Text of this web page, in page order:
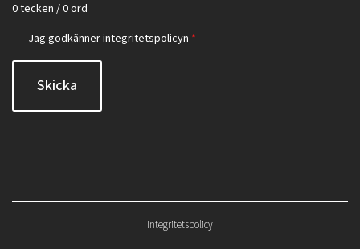
0 tecken / 0 ord
Jag godkännerintegritetspolicyn *
Skicka
Integritetspolicy